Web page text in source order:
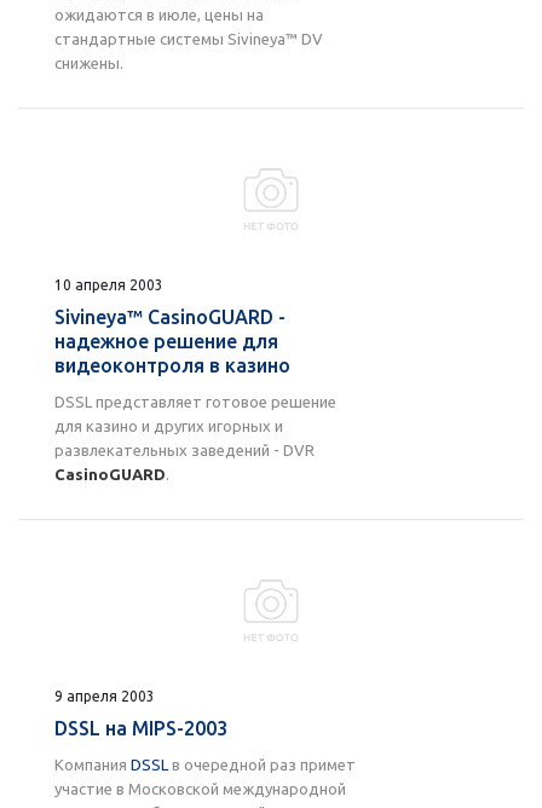
ожидаются в июле, цены на
стандартные системы Sivineya™ DV
снижены.
10 апреля 2003
Sivineya™ CasinoGUARD -
надежное решение для
видеоконтроля в казино
DSSL представляет готовое решение
для казино и других игорных и
развлекательных заведений - DVR
CasinoGUARD.
9 апреля 2003
DSSL на MIPS-2003
Компания DSSL в очередной раз примет
участие в Московской международной